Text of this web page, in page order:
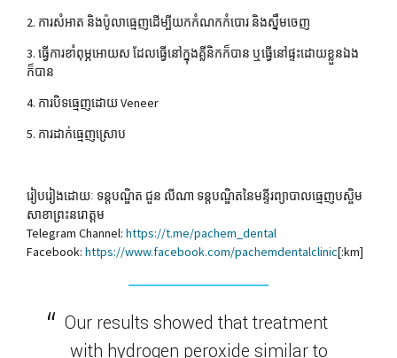
2. ការសំអាត និងប៉ូលាធ្មេញដើម្បីយកកំណកកំបោរ និងស្នឹមចេញ
3.​ ធ្វើការខាំពុម្ភអោយស ដែលធ្វើនៅក្នុងគ្លីនិកក៏បាន ឬធ្វើនៅផ្ទះដោយខ្លួនឯង
ក៏បាន
4.​ ការបិទធ្មេញដោយ​ Veneer
5.​ ការដាក់ធ្មេញស្រោប
រៀបរៀងដោយៈ ទន្តបណ្ឌិត ជួន លីណា ទន្តបណ្ឌិតនៃមន្ទីរព្យាបាលធ្មេញបស្ចិម
សាខាព្រះនរោត្តម
Telegram Channel: https://t.me/pachem_dental
Facebook: https://www.facebook.com/pachemdentalclinic[:km]
Our results showed that treatment
with hydrogen peroxide similar to